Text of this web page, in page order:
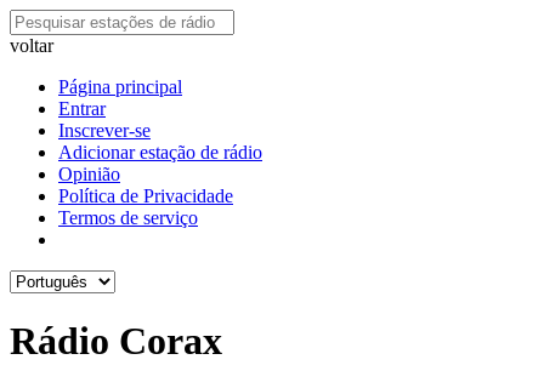
voltar
Página principal
Entrar
Inscrever-se
Adicionar estação de rádio
Opinião
Política de Privacidade
Termos de serviço
Rádio Corax